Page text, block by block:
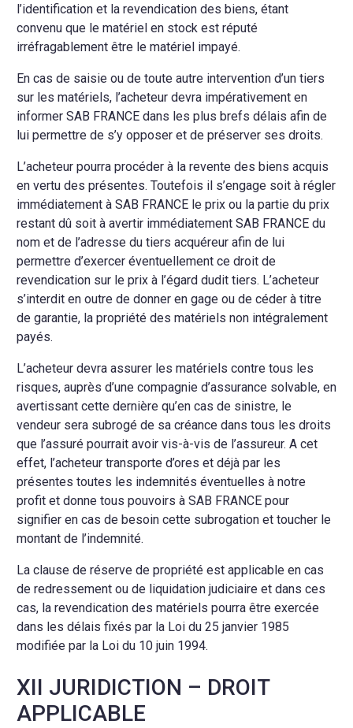
l’identification et la revendication des biens, étant
convenu que le matériel en stock est réputé
irréfragablement être le matériel impayé.
En cas de saisie ou de toute autre intervention d’un tiers
sur les matériels, l’acheteur devra impérativement en
informer SAB FRANCE dans les plus brefs délais afin de
lui permettre de s’y opposer et de préserver ses droits.
L’acheteur pourra procéder à la revente des biens acquis
en vertu des présentes. Toutefois il s’engage soit à régler
immédiatement à SAB FRANCE le prix ou la partie du prix
restant dû soit à avertir immédiatement SAB FRANCE du
nom et de l’adresse du tiers acquéreur afin de lui
permettre d’exercer éventuellement ce droit de
revendication sur le prix à l’égard dudit tiers. L’acheteur
s’interdit en outre de donner en gage ou de céder à titre
de garantie, la propriété des matériels non intégralement
payés.
L’acheteur devra assurer les matériels contre tous les
risques, auprès d’une compagnie d’assurance solvable, en
avertissant cette dernière qu’en cas de sinistre, le
vendeur sera subrogé de sa créance dans tous les droits
que l’assuré pourrait avoir vis-à-vis de l’assureur. A cet
effet, l’acheteur transporte d’ores et déjà par les
présentes toutes les indemnités éventuelles à notre
profit et donne tous pouvoirs à SAB FRANCE pour
signifier en cas de besoin cette subrogation et toucher le
montant de l’indemnité.
La clause de réserve de propriété est applicable en cas
de redressement ou de liquidation judiciaire et dans ces
cas, la revendication des matériels pourra être exercée
dans les délais fixés par la Loi du 25 janvier 1985
modifiée par la Loi du 10 juin 1994.
XII JURIDICTION – DROIT
APPLICABLE